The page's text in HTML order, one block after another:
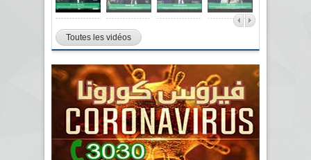
Toutes les vidéos